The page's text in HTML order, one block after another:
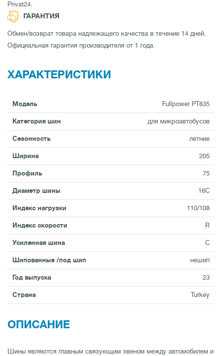
Privat24.
ГАРАНТИЯ
Обмен/возврат товара надлежащего качества в течение 14 дней.
Официальная гарантия производителя от 1 года.
ХАРАКТЕРИСТИКИ
Модель Fullpower PT835
Категория шин для микроавтобусов
Сезонность летние
Ширина 205
Профиль 75
Диаметр шины 16C
Индекс нагрузки 110/108
Индекс скорости R
Усиленная шина C
Шипованные /под шип нешип
Год выпуска 23
Страна Turkey
ОПИСАНИЕ
Шины являются главным связующим звеном между автомобилем и